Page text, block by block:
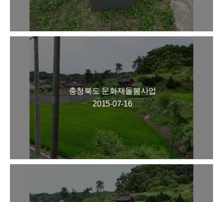
충청북도 문화재돌봄사업
2015-07-16